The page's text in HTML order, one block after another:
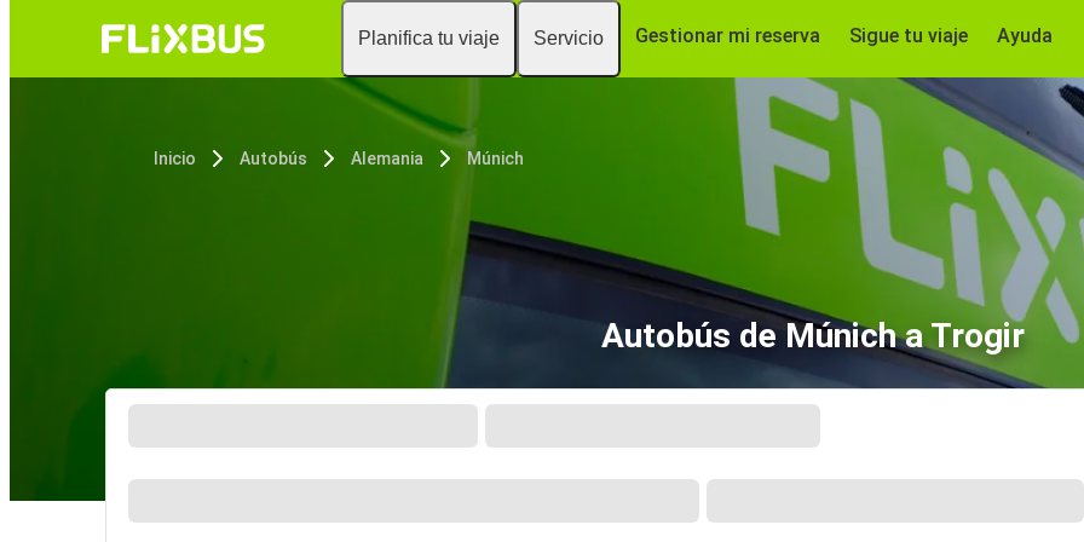
Planifica tu viaje Servicio Gestionar mi reserva Sigue tu viaje Ayuda
Inicio Autobús Alemania Múnich
Autobús de Múnich a Trogir